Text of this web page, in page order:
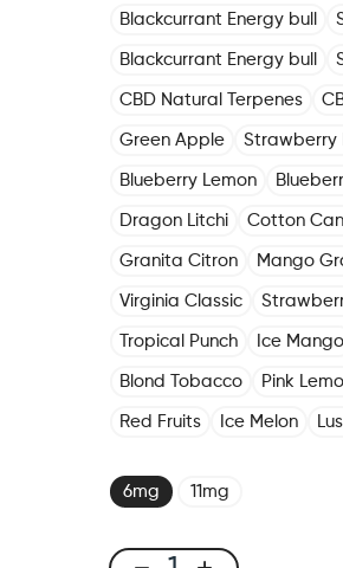
Blackcurrant Energy bull
Blackcurrant Energy bull
CBD Natural Terpenes
Green Apple Strawberry
Blueberry Lemon
Dragon Litchi Cotton
Granita Citron Mango
Virginia Classic
Tropical Punch Ice Mango
Blond Tobacco Pink
Red Fruits Ice Melon
6mg 11mg